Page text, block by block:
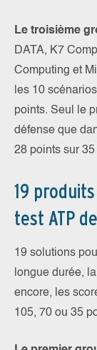
Le troisième
DATA, K7
Computing et
les 10
points. Seul le
défense que
28 points sur
19
test ATP
19 solutions
longue durée,
encore, les
105, 70 ou 35